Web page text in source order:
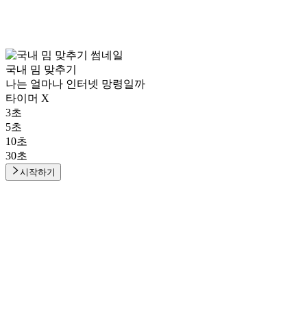
국내 밈 맞추기
나는 얼마나 인터넷 망령일까
타이머 X
3초
5초
10초
30초
시작하기